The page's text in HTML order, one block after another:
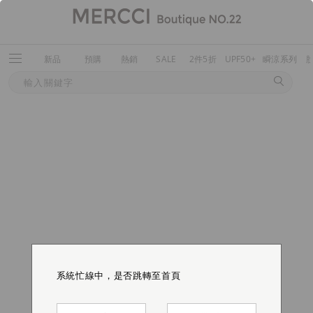
新品 預購 熱銷 SALE 2件5折 UPF50+ 瞬涼系列
系統忙線中，是否跳轉至首頁
系統忙線中，是否跳轉至首頁
系統忙線中，是否跳轉至首頁
系統忙線中，是否跳轉至首頁
系統忙線中，是否跳轉至首頁